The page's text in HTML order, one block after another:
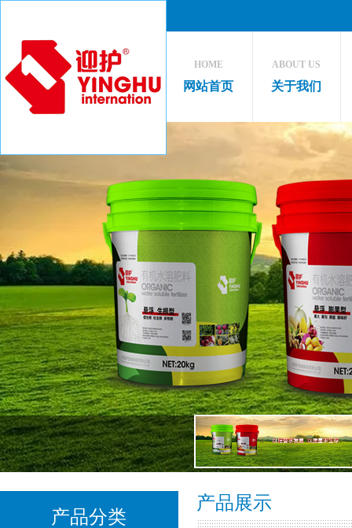
HOME
网站首页
ABOUT US
关于我们
产品分类
产品展示